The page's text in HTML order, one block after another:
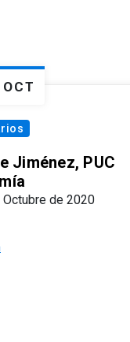
OCT
Jiménez, PUC
Octubre de 2020